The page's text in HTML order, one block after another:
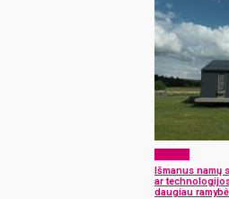
Išmanus namų
ar
daugiau